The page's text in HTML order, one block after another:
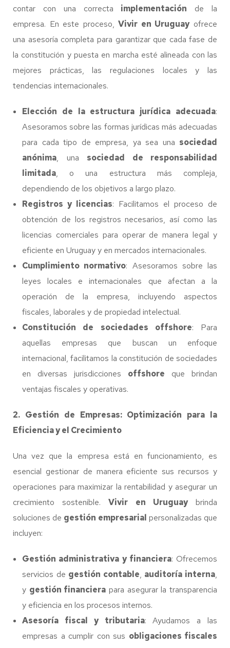
contar con una correcta implementación de la
empresa. En este proceso,Vivir en Uruguayofrece
una asesoría completa para garantizar que cada fase de
la constitución y puesta en marcha esté alineada con las
mejores prácticas, las regulaciones locales y las
tendencias internacionales.
Elección de la estructura jurídica adecuada:
Asesoramos sobre las formas jurídicas más adecuadas
para cada tipo de empresa, ya sea una sociedad
anónima, una sociedad de responsabilidad
limitada, o una estructura más compleja,
dependiendo de los objetivos a largo plazo.
Registros y licencias: Facilitamos el proceso de
obtención de los registros necesarios, así como las
licencias comerciales para operar de manera legal y
eficiente en Uruguay y en mercados internacionales.
Cumplimiento normativo: Asesoramos sobre las
leyes locales e internacionales que afectan a la
operación de la empresa, incluyendo aspectos
fiscales, laborales y de propiedad intelectual.
Constitución de sociedades offshore: Para
aquellas empresas que buscan un enfoque
internacional, facilitamos la constitución de sociedades
en diversas jurisdicciones offshore que brindan
ventajas fiscales y operativas.
2. Gestión de Empresas: Optimización para la
Eficiencia y el Crecimiento
Una vez que la empresa está en funcionamiento, es
esencial gestionar de manera eficiente sus recursos y
operaciones para maximizar la rentabilidad y asegurar un
crecimiento sostenible.Vivir en Uruguaybrinda
soluciones de gestión empresarial personalizadas que
incluyen:
Gestión administrativa y financiera: Ofrecemos
servicios de gestión contable, auditoría interna,
y gestión financiera para asegurar la transparencia
y eficiencia en los procesos internos.
Asesoría fiscal y tributaria: Ayudamos a las
empresas a cumplir con sus obligaciones fiscales